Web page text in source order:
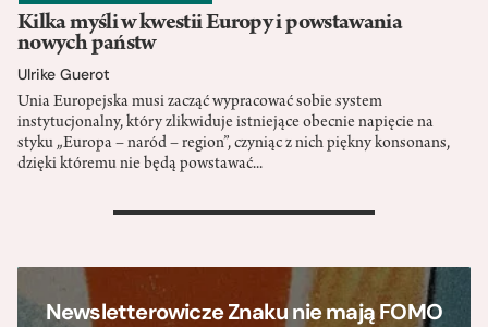
Kilka myśli w kwestii Europy i powstawania
nowych państw
Ulrike Guerot
Unia Europejska musi zacząć wypracować sobie system
instytucjonalny, który zlikwiduje istniejące obecnie napięcie na
styku „Europa – naród – region”, czyniąc z nich piękny konsonans,
dzięki któremu nie będą powstawać...
>
Newsletterowicze Znaku nie mają FOMO